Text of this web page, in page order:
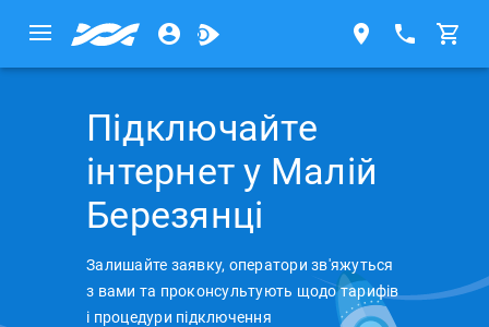
Підключайте
інтернет у Малій
Березянці
Залишайте заявку, оператори зв'яжуться
з вами та проконсультують щодо тарифів
і процедури підключення